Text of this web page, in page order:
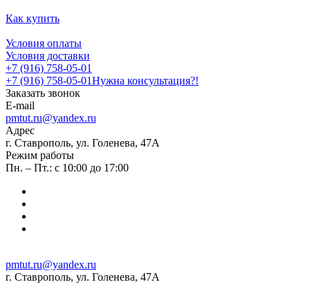
Как купить
Условия оплаты
Условия доставки
+7 (916) 758-05-01
+7 (916) 758-05-01Нужна консультация?!
Заказать звонок
E-mail
pmtut.ru@yandex.ru
Адрес
г. Ставрополь, ул. Голенева, 47А
Режим работы
Пн. – Пт.: с 10:00 до 17:00
pmtut.ru@yandex.ru
г. Ставрополь, ул. Голенева, 47А